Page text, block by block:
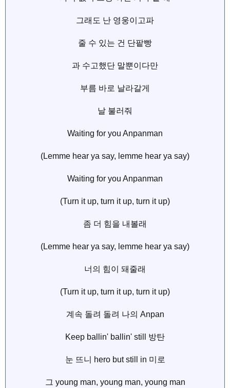
그래도 난 영웅이고파
줄 수 있는 건 단팥빵
과 수고했단 말뿐이다만
부름 바로 날라갈게
날 불러줘
Waiting for you Anpanman
(Lemme hear ya say, lemme hear ya say)
Waiting for you Anpanman
(Turn it up, turn it up, turn it up)
좀 더 힘을 내볼래
(Lemme hear ya say, lemme hear ya say)
너의 힘이 돼줄래
(Turn it up, turn it up, turn it up)
계속 돌려 돌려 나의 Anpan
Keep ballin' ballin' still 방탄
눈 뜨니 hero but still in 미로
그 young man, young man, young man